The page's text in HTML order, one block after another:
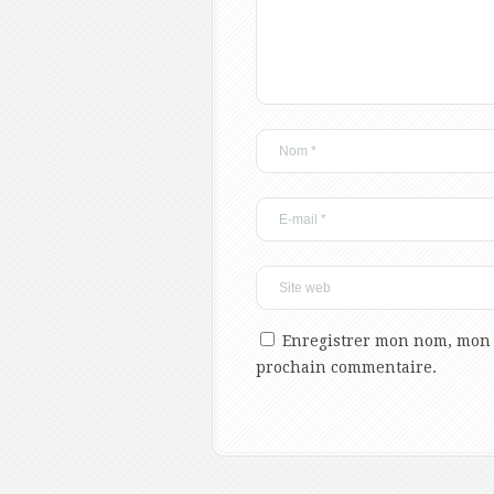
Enregistrer mon nom,
prochain commentaire.